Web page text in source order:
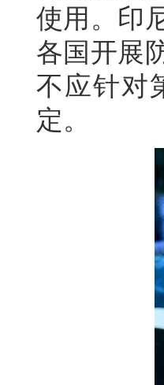
使用。印
各国开展
不应针对
定。